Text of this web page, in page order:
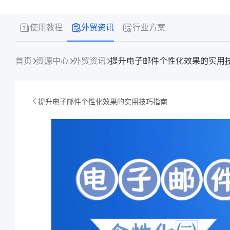
使用教程 外贸资讯 行业方案
首页 资源中心 外贸资讯 提升电子邮件个性化效果的实用
提升电子邮件个性化效果的实用技巧指南